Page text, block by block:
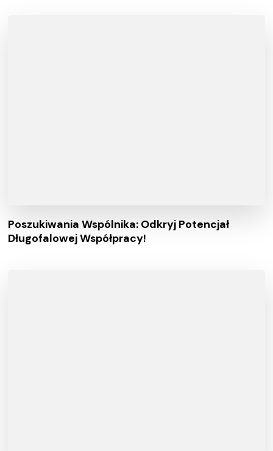
Poszukiwania Wspólnika: Odkryj Potencjał
Długofalowej Współpracy!